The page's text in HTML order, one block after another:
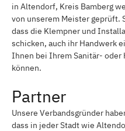
in Altendorf, Kreis Bamberg
von unserem Meister geprüft.
dass die Klempner und
schicken, auch ihr Handwerk
Ihnen bei Ihrem Sanitär- oder
können.
Partner
Unsere Verbandsgründer
dass in jeder Stadt wie